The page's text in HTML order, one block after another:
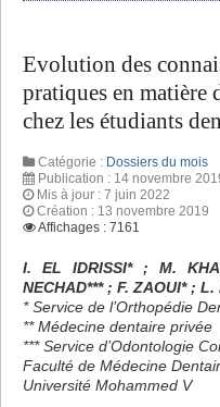
Evolution des
pratiques en matière
chez les étudiants
Catégorie : Dossiers du mois
Publication : 14 novembre
Mis à jour : 7 juin 2022
Création : 13 novembre 2019
Affichages : 7161
I. EL IDRISSI* ; M.
NECHAD*** ; F. ZAOUI* ; L.
* Service de l’Orthopédie
** Médecine dentaire privée
*** Service d’Odontologie
Faculté de Médecine
Université Mohammed V